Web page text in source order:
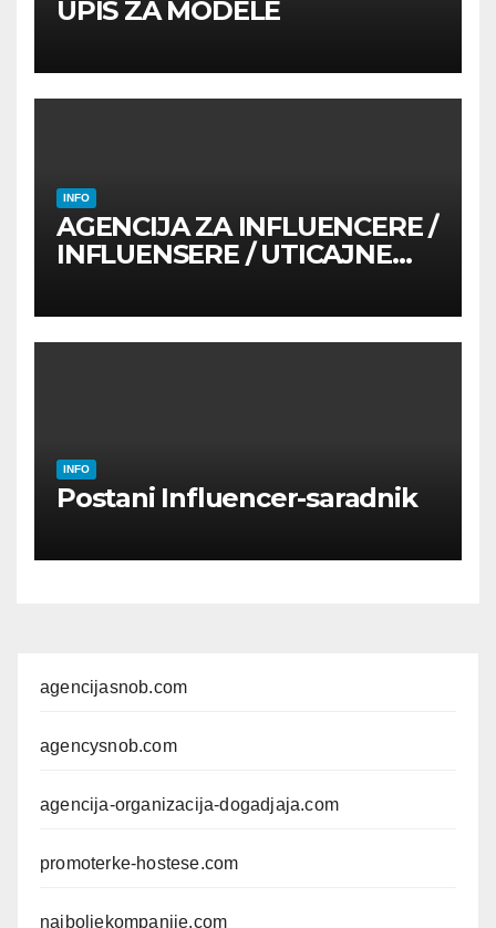
UPIS ZA MODELE
INFO
AGENCIJA ZA INFLUENCERE /
INFLUENSERE / UTICAJNE
INFO
Postani Influencer-saradnik
agencijasnob.com
agencysnob.com
agencija-organizacija-dogadjaja.com
promoterke-hostese.com
najboljekompanije.com